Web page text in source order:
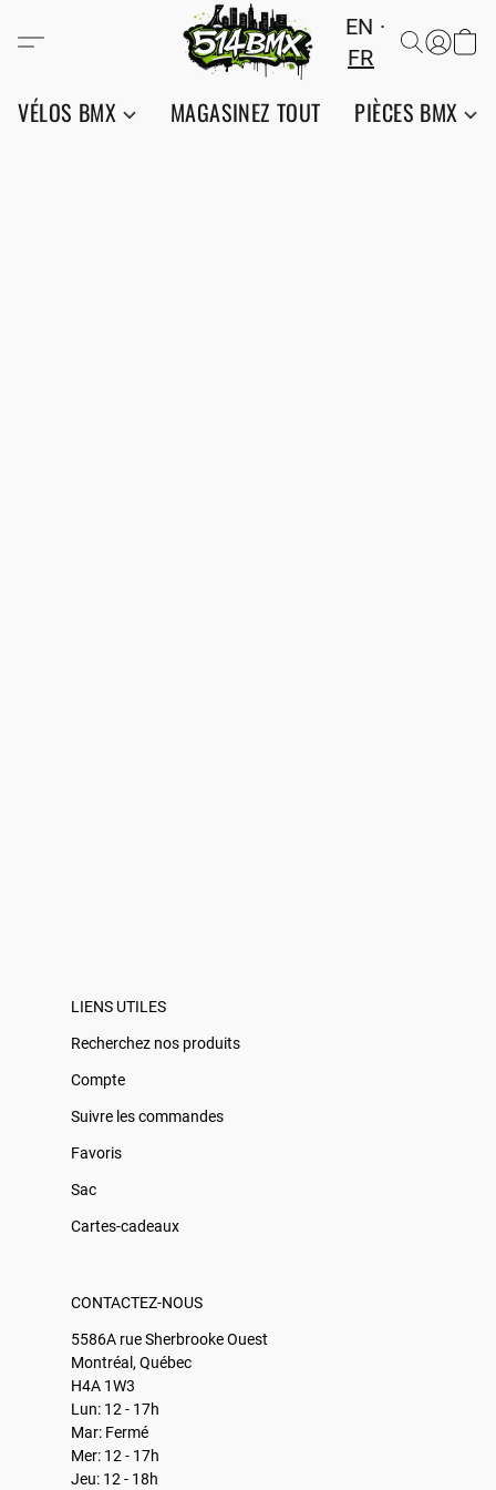
EN
FR
VÉLOS BMX MAGASINEZ TOUT PIÈCES BMX
LIENS UTILES
Recherchez nos produits
Compte
Suivre les commandes
Favoris
Sac
Cartes-cadeaux
CONTACTEZ-NOUS
5586A rue Sherbrooke Ouest
Montréal, Québec
H4A 1W3
Lun: 12 - 17h
Mar: Fermé
Mer: 12 - 17h
Jeu: 12 - 18h